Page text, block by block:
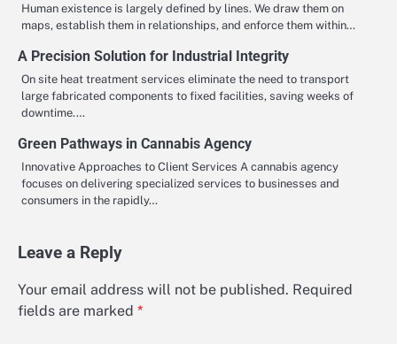
Human existence is largely defined by lines. We draw them on
maps, establish them in relationships, and enforce them within…
A Precision Solution for Industrial Integrity
On site heat treatment services eliminate the need to transport
large fabricated components to fixed facilities, saving weeks of
downtime.…
Green Pathways in Cannabis Agency
Innovative Approaches to Client Services A cannabis agency
focuses on delivering specialized services to businesses and
consumers in the rapidly…
Leave a Reply
Your email address will not be published. Required
fields are marked *